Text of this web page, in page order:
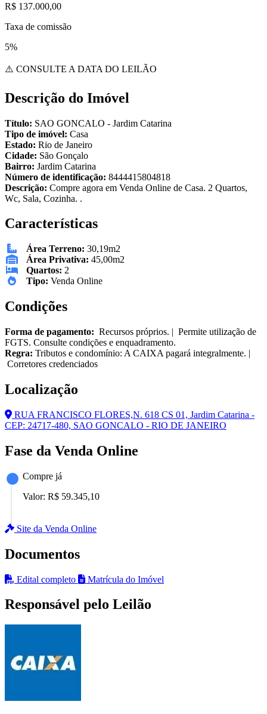
R$ 137.000,00
Taxa de comissão
5%
⚠️ CONSULTE A DATA DO LEILÃO
Descrição do Imóvel
Título: SAO GONCALO - Jardim Catarina
Tipo de imóvel: Casa
Estado: Rio de Janeiro
Cidade: São Gonçalo
Bairro: Jardim Catarina
Número de identificação: 8444415804818
Descrição: Compre agora em Venda Online de Casa. 2 Quartos,
Wc, Sala, Cozinha. .
Características
Área Terreno: 30,19m2
Área Privativa: 45,00m2
Quartos: 2
Tipo: Venda Online
Condições
Forma de pagamento: Recursos próprios. | Permite utilização de
FGTS. Consulte condições e enquadramento.
Regra: Tributos e condomínio: A CAIXA pagará integralmente. |
Corretores credenciados
Localização
RUA FRANCISCO FLORES,N. 618 CS 01, Jardim Catarina -
CEP: 24717-480, SAO GONCALO - RIO DE JANEIRO
Fase da Venda Online
Compre já
Valor: R$ 59.345,10
Site da Venda Online
Documentos
Edital completo Matrícula do Imóvel
Responsável pelo Leilão